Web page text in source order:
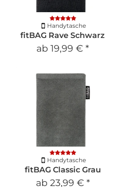
Handytasche
fitBAG Rave Schwarz
ab 19,99 € *
Handytasche
fitBAG Classic Grau
ab 23,99 € *